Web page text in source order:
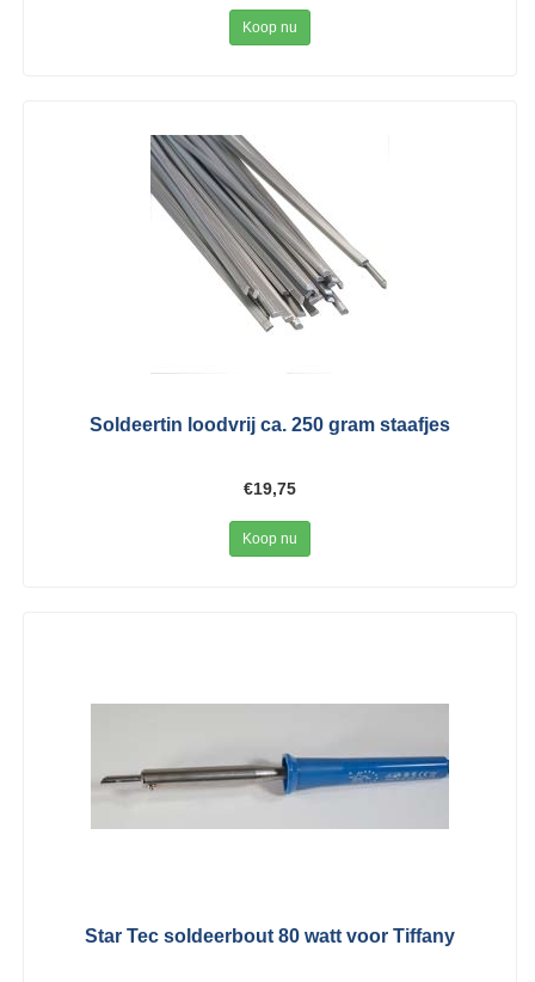
Koop nu
Soldeertin loodvrij ca. 250 gram staafjes
€19,75
Koop nu
Star Tec soldeerbout 80 watt voor Tiffany